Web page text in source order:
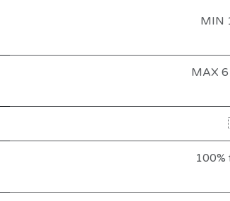
MIN
MAX
100%